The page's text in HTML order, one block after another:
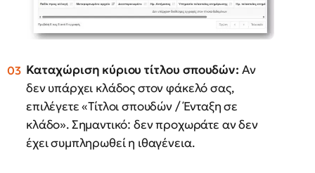
Καταχώριση κύριου τίτλου σπουδών: Αν
δεν υπάρχει κλάδος στον φάκελό σας,
επιλέγετε «Τίτλοι σπουδών / Ένταξη σε
κλάδο». Σημαντικό: δεν προχωράτε αν δεν
έχει συμπληρωθεί η ιθαγένεια.